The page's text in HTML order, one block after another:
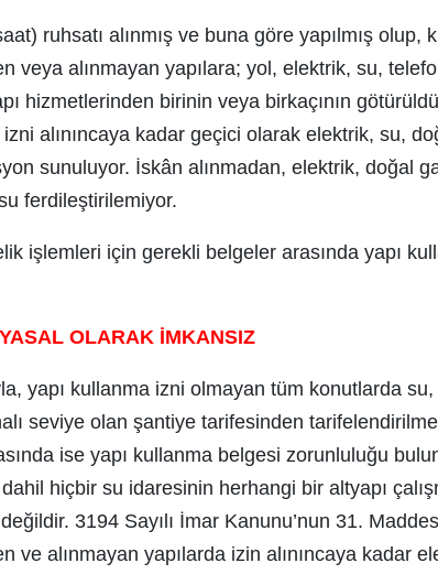
ruhsatı alınmış ve buna göre yapılmış
veya alınmayan yapılara; yol, elektrik, su,
hizmetlerinden birinin veya birkaçının
alınıncaya kadar geçici olarak elektrik, su,
sunuluyor. İskân alınmadan, elektrik, doğal
ferdileştirilemiyor.
işlemleri için gerekli belgeler arasında yapı
OLARAK İMKANSIZ
yapı kullanma izni olmayan tüm konutlarda
seviye olan şantiye tarifesinden
ise yapı kullanma belgesi zorunluluğu
hiçbir su idaresinin herhangi bir altyapı
3194 Sayılı İmar Kanunu’nun 31.
ve alınmayan yapılarda izin alınıncaya kadar